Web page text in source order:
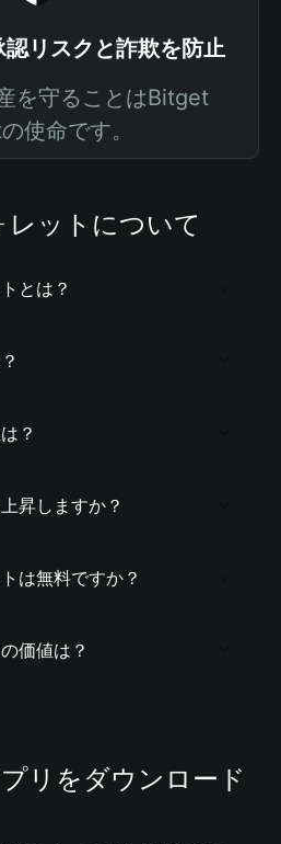
リスクと詐欺を防止
を守ることはBitget
使命です。
レットについて
とは？
？
昇しますか？
は無料ですか？
価値は？
リをダウンロード